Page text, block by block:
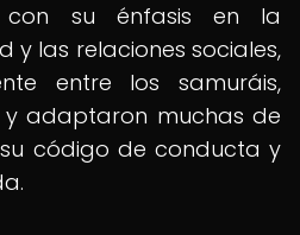
con su énfasis en la
y las relaciones sociales,
entre los samuráis,
adaptaron muchas de
código de conducta y